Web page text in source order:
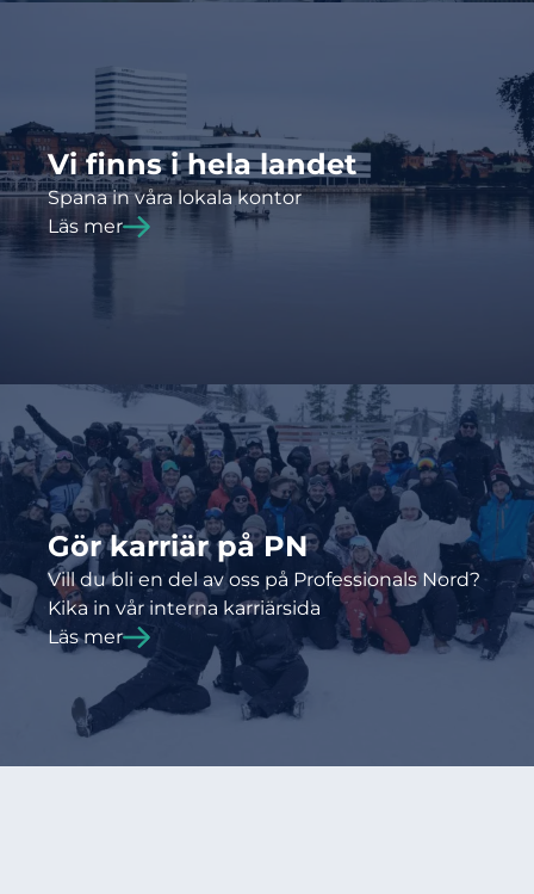
Vi finns i hela landet
Spana in våra lokala kontor
Läs mer
Gör karriär på PN
Vill du bli en del av oss på Professionals Nord?
Kika in vår interna karriärsida
Läs mer